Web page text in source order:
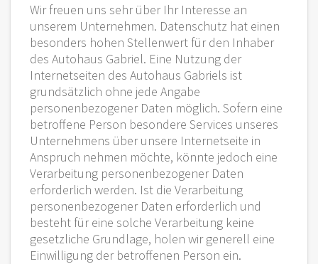
Wir freuen uns sehr über Ihr Interesse an
unserem Unternehmen. Datenschutz hat einen
besonders hohen Stellenwert für den Inhaber
des Autohaus Gabriel. Eine Nutzung der
Internetseiten des Autohaus Gabriels ist
grundsätzlich ohne jede Angabe
personenbezogener Daten möglich. Sofern eine
betroffene Person besondere Services unseres
Unternehmens über unsere Internetseite in
Anspruch nehmen möchte, könnte jedoch eine
Verarbeitung personenbezogener Daten
erforderlich werden. Ist die Verarbeitung
personenbezogener Daten erforderlich und
besteht für eine solche Verarbeitung keine
gesetzliche Grundlage, holen wir generell eine
Einwilligung der betroffenen Person ein.